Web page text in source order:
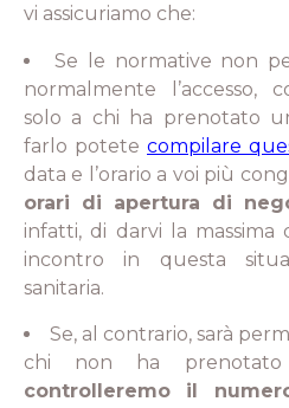
vi assicuriamo che:
Se le normative non
normalmente l’accesso,
solo a chi ha prenotato
farlo potete compilare
data e l’orario a voi più
orari di apertura di
infatti, di darvi la massima
incontro in questa
sanitaria.
Se, al contrario, sarà
chi non ha prenotato
controlleremo il